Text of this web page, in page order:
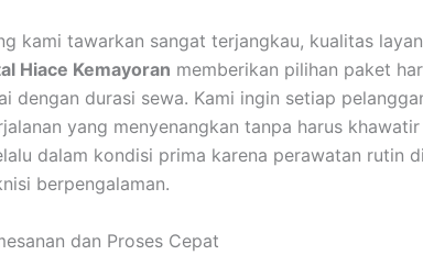
kami tawarkan sangat terjangkau, kualitas
Hiace Kemayoran memberikan pilihan paket
dengan durasi sewa. Kami ingin setiap
yang menyenangkan tanpa harus
dalam kondisi prima karena perawatan rutin
berpengalaman.
dan Proses Cepat